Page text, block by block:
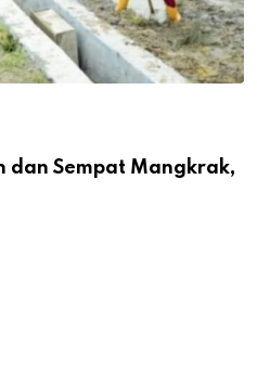
dan Sempat Mangkrak,